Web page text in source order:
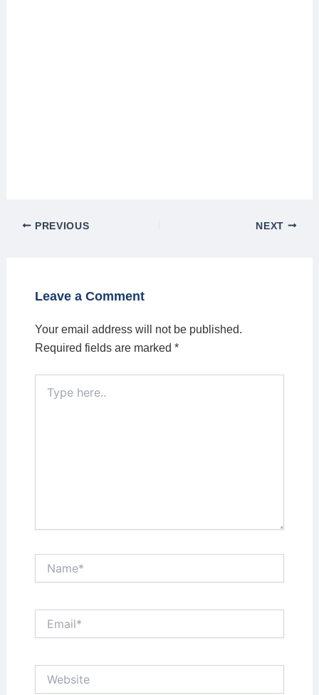
PREVIOUS NEXT
Leave a Comment
Your email address will not be published.
Required fields are marked *
here..